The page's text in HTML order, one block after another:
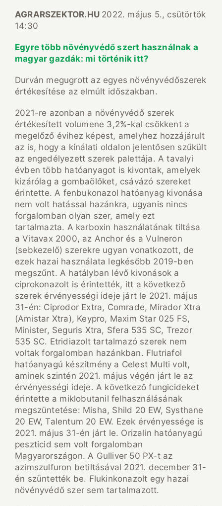
AGRARSZEKTOR.HU 2022. május 5., csütörtök
14:30
Egyre több növényvédő szert használnak a
magyar gazdák: mi történik itt?
Durván megugrott az egyes növényvédőszerek
értékesítése az elmúlt időszakban.
2021-re azonban a növényvédő szerek
értékesített volumene 3,2%-kal csökkent a
megelőző évihez képest, amelyhez hozzájárult
az is, hogy a kínálati oldalon jelentősen szűkült
az engedélyezett szerek palettája. A tavalyi
évben több hatóanyagot is kivontak, amelyek
kizárólag a gombaölőket, csávázó szereket
érintette. A fenbukonazol hatóanyag kivonása
nem volt hatással hazánkra, ugyanis nincs
forgalomban olyan szer, amely ezt
tartalmazta. A karboxin használatának tiltása
a Vitavax 2000, az Anchor és a Vulneron
(sebkezelő) szerekre ugyan vonatkozott, de
ezek hazai használata legkésőbb 2019-ben
megszűnt. A hatályban lévő kivonások a
ciprokonazolt is érintették, itt a következő
szerek érvényességi ideje járt le 2021. május
31-én: Ciprodor Extra, Comrade, Mirador Xtra
(Amistar Xtra), Keypro, Maxim Star 025 FS,
Minister, Seguris Xtra, Sfera 535 SC, Trezor
535 SC. Etridiazolt tartalmazó szerek nem
voltak forgalomban hazánkban. Flutriafol
hatóanyagú készítmény a Celest Multi volt,
aminek szintén 2021. május végén járt le az
érvényességi ideje. A következő fungicideket
érintette a miklobutanil felhasználásának
megszüntetése: Misha, Shild 20 EW, Systhane
20 EW, Talentum 20 EW. Ezek érvényessége is
2021. május 31-én járt le. Orizalin hatóanyagú
peszticid sem volt forgalomban
Magyarországon. A Gulliver 50 PX-t az
azimszulfuron betiltásával 2021. december 31-
én szüntették be. Flukinkonazolt egy hazai
növényvédő szer sem tartalmazott.